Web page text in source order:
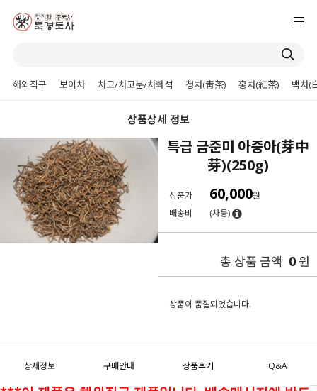
해외직구 보이차 차고/차고분/차화석 청차(靑茶) 홍차(紅茶) 백차(
상품상세 정보
특급 금준미 아중아(芽中
芽)(250g)
상품가 60,000원
배송비
(차등)
총 상품 금액 0원
상품이 품절되었습니다.
상세정보 구매안내 상품후기 Q&A